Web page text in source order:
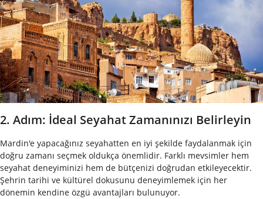
2. Adım: İdeal Seyahat Zamanınızı Belirleyin
Mardin'e yapacağınız seyahatten en iyi şekilde faydalanmak için
doğru zamanı seçmek oldukça önemlidir. Farklı mevsimler hem
seyahat deneyiminizi hem de bütçenizi doğrudan etkileyecektir.
Şehrin tarihi ve kültürel dokusunu deneyimlemek için her
dönemin kendine özgü avantajları bulunuyor.